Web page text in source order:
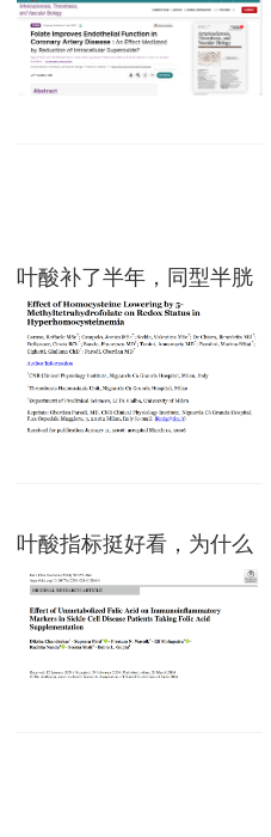
血管？一项被忽视的内皮
功能独立通路
叶酸补了半年，同型半胱
氨酸没降？问题可能就卡
在这一步
叶酸指标挺好看，为什么
炎症还下不去？问题可能
出在未代谢叶酸上